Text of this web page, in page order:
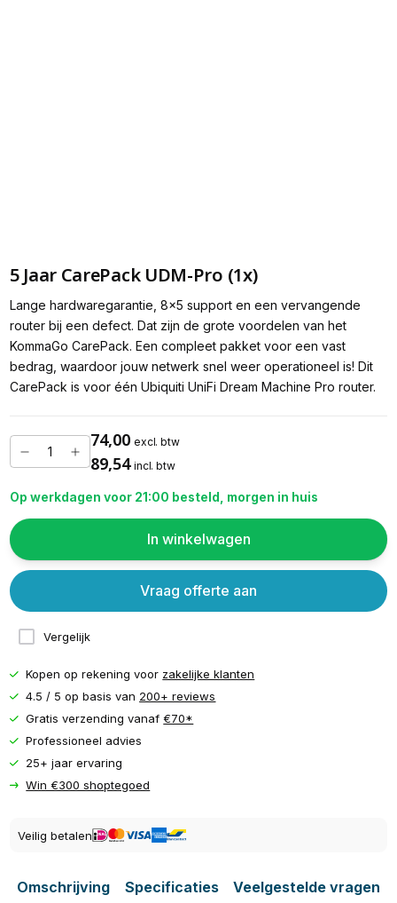
5 Jaar CarePack UDM-Pro (1x)
Lange hardwaregarantie, 8x5 support en een vervangende
router bij een defect. Dat zijn de grote voordelen van het
KommaGo CarePack. Een compleet pakket voor een vast
bedrag, waardoor jouw netwerk snel weer operationeel is! Dit
CarePack is voor één Ubiquiti UniFi Dream Machine Pro router.
74,00 excl. btw
89,54 incl. btw
Op werkdagen voor 21:00 besteld, morgen in huis
In winkelwagen
Vergelijk
Vraag offerte aan
Kopen op rekening voor zakelijke klanten
4.5 / 5 op basis van 200+ reviews
Gratis verzending vanaf€70*
Professioneel advies
25+ jaar ervaring
Win €300 shoptegoed
Veilig betalen
Omschrijving Specificaties Veelgestelde vragen